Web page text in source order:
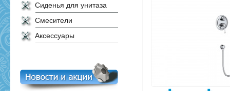
Сиденья для унитаза
Смесители
Аксессуары